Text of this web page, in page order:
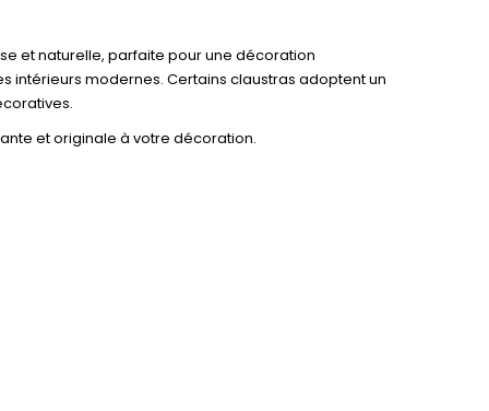
et naturelle, parfaite pour une décoration
intérieurs modernes. Certains claustras adoptent un
et originale à votre décoration.